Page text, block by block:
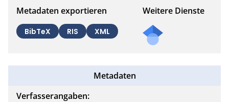
Metadaten exportieren
BibTeX RIS XML
Weitere Dienste
Metadaten
Verfasserangaben: